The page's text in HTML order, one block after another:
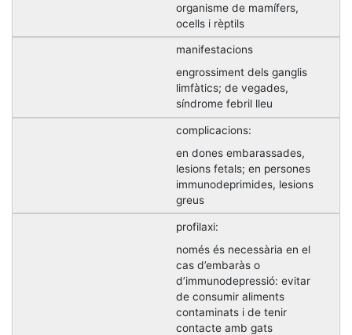
organisme de mamífers,
ocells i rèptils
manifestacions
engrossiment dels ganglis
limfàtics; de vegades,
síndrome febril lleu
complicacions:
en dones embarassades,
lesions fetals; en persones
immunodeprimides, lesions
greus
profilaxi:
només és necessària en el
cas d’embaràs o
d’immunodepressió: evitar
de consumir aliments
contaminats i de tenir
contacte amb gats